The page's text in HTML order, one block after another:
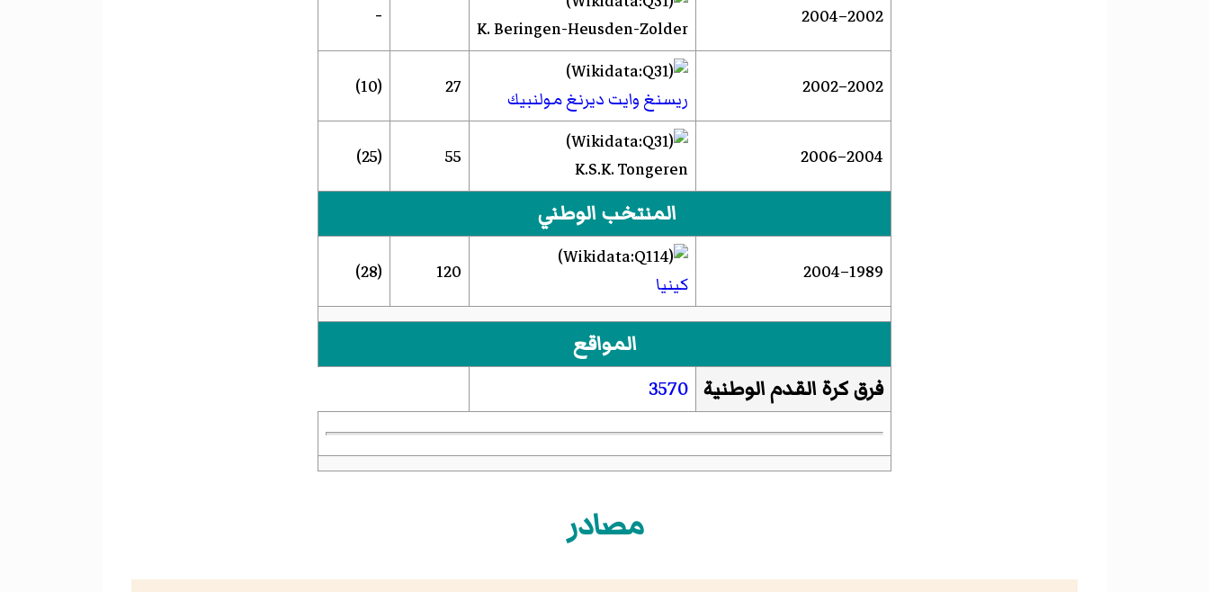
2002–2004
K. Beringen-Heusden-Zolder
-
2002–2002 ريسنغ وايت ديرنغ مولنبيك 27
(10)
2004–2006
K.S.K. Tongeren
55
(25)
المنتخب الوطني
1989–2004 كينيا 120
(28)
المواقع
فرق كرة القدم الوطنية 3570
مصادر